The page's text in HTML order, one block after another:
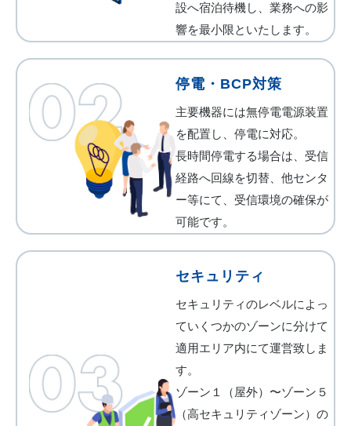
設へ宿泊待機し、業務への影
響を最⼩限といたします。
停電・BCP対策
主要機器には無停電電源装置
を配置し、停電に対応。
⻑時間停電する場合は、受信
経路へ回線を切替、他センタ
ー等にて、受信環境の確保が
可能です。
セキュリティ
セキュリティのレベルによっ
ていくつかのゾーンに分けて
適⽤エリア内にて運営致しま
す。
ゾーン１（屋外）〜ゾーン５
（⾼セキュリティゾーン）の